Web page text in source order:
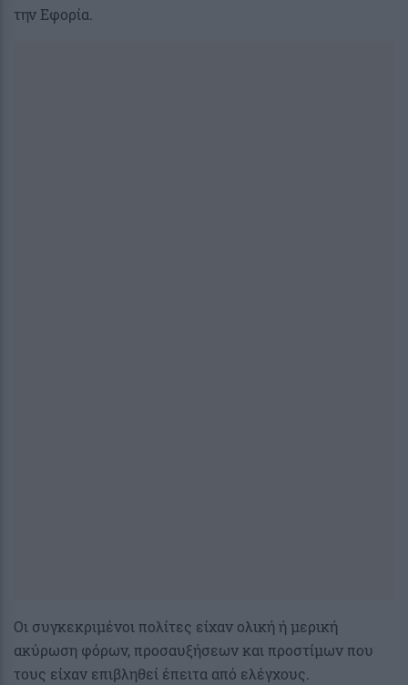
την Εφορία.
Οι συγκεκριμένοι πολίτες είχαν ολική ή μερική
ακύρωση φόρων, προσαυξήσεων και προστίμων που
τους είχαν επιβληθεί έπειτα από ελέγχους.